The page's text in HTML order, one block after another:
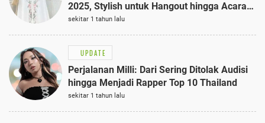
2025, Stylish untuk Hangout hingga Acara
Semi-Formal
sekitar 1 tahun lalu
UPDATE
Perjalanan Milli: Dari Sering Ditolak Audisi
hingga Menjadi Rapper Top 10 Thailand
sekitar 1 tahun lalu